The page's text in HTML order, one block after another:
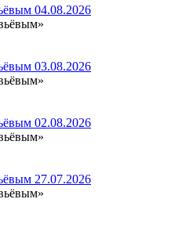
04.08.2026
03.08.2026
02.08.2026
27.07.2026